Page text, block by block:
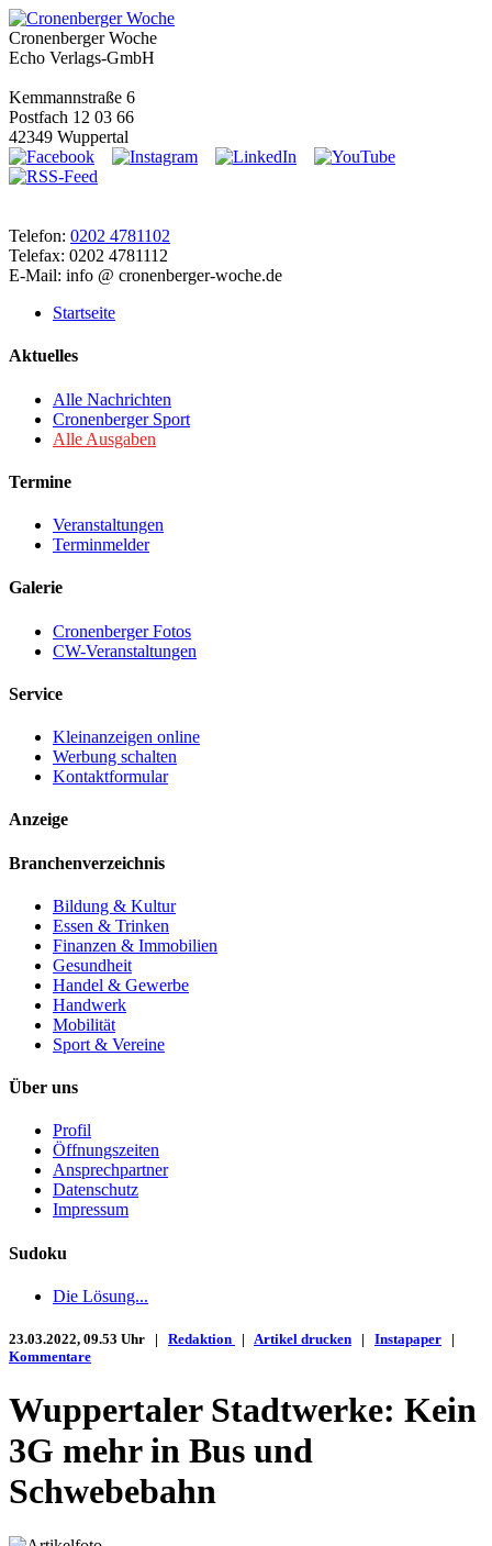
Cronenberger Woche
Echo Verlags-GmbH
Kemmannstraße 6
Postfach 12 03 66
42349 Wuppertal
Telefon: 0202 4781102
Telefax: 0202 4781112
E-Mail: info @ cronenberger-woche.de
Startseite
Aktuelles
Alle Nachrichten
Cronenberger Sport
Alle Ausgaben
Termine
Veranstaltungen
Terminmelder
Galerie
Cronenberger Fotos
CW-Veranstaltungen
Service
Kleinanzeigen online
Werbung schalten
Kontaktformular
Anzeige
Branchenverzeichnis
Bildung & Kultur
Essen & Trinken
Finanzen & Immobilien
Gesundheit
Handel & Gewerbe
Handwerk
Mobilität
Sport & Vereine
Über uns
Profil
Öffnungszeiten
Ansprechpartner
Datenschutz
Impressum
Sudoku
Die Lösung...
23.03.2022, 09.53 Uhr | Redaktion | Artikel drucken | Instapaper |
Kommentare
Wuppertaler Stadtwerke: Kein
3G mehr in Bus und
Schwebebahn